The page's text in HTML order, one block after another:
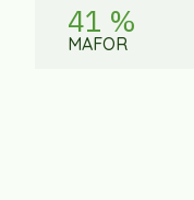
41 %
MAFOR